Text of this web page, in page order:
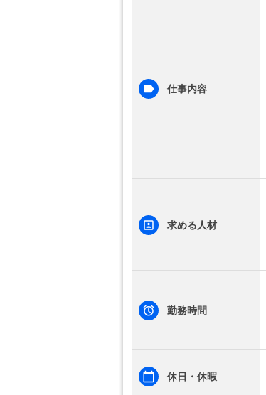
仕事内容
求める人材
勤務時間
休日・休暇